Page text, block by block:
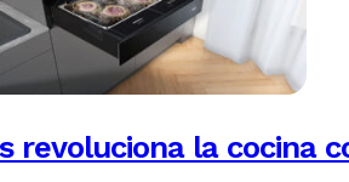
revoluciona la cocina